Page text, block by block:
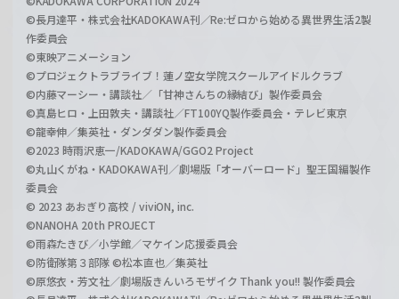
©長月達平・株式会社KADOKAWA刊／Re:ゼロから始める異世界生活2製
作委員会
©東映アニメーション
©プロジェクトラブライブ！蓮ノ空女学院スクールアイドルクラブ
©内藤マーシー・講談社／「甘神さんちの縁結び」製作委員会
©真島ヒロ・上田敦夫・講談社／FT100YQ製作委員会・テレビ東京
©龍幸伸／集英社・ダンダダン製作委員会
©2023 時雨沢恵一/KADOKAWA/GGO2 Project
©丸山くがね・KADOKAWA刊／劇場版「オーバーロード」聖王国編製作
委員会
© 2023 あおぎり高校 / viviON, inc.
©NANOHA 20th PROJECT
©雨森たきび／小学館／マケイン応援委員会
©防衛隊第３部隊 ©松本直也／集英社
©原悠衣・芳文社／劇場版きんいろモザイク Thank you!! 製作委員会